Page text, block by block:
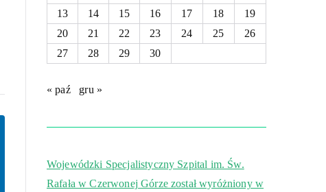
13
14 15 16 17 18
19
20
21 22 23 24 25
26
27
28 29 30
« paź gru »
Wojewódzki Specjalistyczny Szpital im. Św.
Rafała w Czerwonej Górze został wyróżniony w